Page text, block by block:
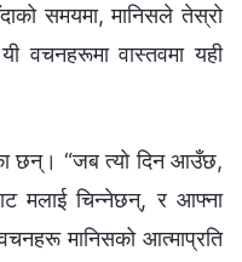
समयमा, मानिसले तेस्रो
वचनहरूमा वास्तवमा यही
छन्। “जब त्यो दिन आउँछ,
मलाई चिन्‍नेछन्, र आफ्‍ना
मानिसको आत्माप्रति